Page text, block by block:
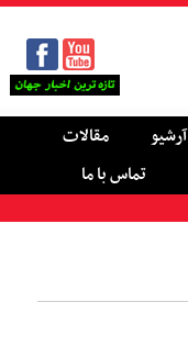
آرشیو
مقالات
تماس با ما